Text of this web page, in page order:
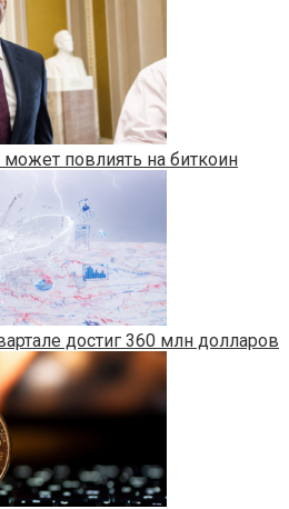
может повлиять на биткоин
достиг 360 млн долларов